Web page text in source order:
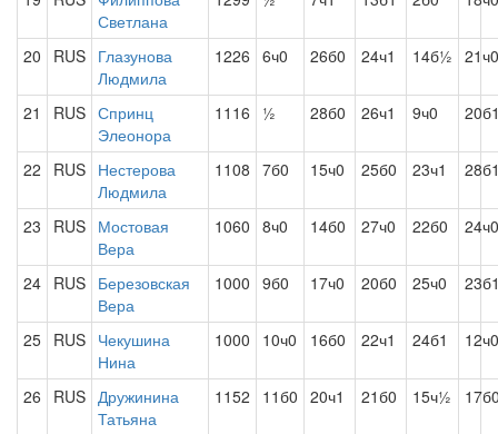
Светлана
20 RUS Глазунова
Людмила
1226 6ч0 26б0 24ч1 14б½ 21ч0
21 RUS Спринц
Элеонора
1116 ½ 28б0 26ч1 9ч0
22 RUS Нестерова
Людмила
1108 7б0 15ч0 25б0 23ч1
23 RUS Мостовая
Вера
1060 8ч0 14б0 27ч0 22б0 24ч0
24 RUS Березовская
Вера
1000 9б0 17ч0 20б0 25ч0
25 RUS Чекушина
Нина
1000 10ч0 16б0 22ч1 24б1 12ч0
26 RUS Дружинина
Татьяна
1152 11б0 20ч1 21б0 15ч½